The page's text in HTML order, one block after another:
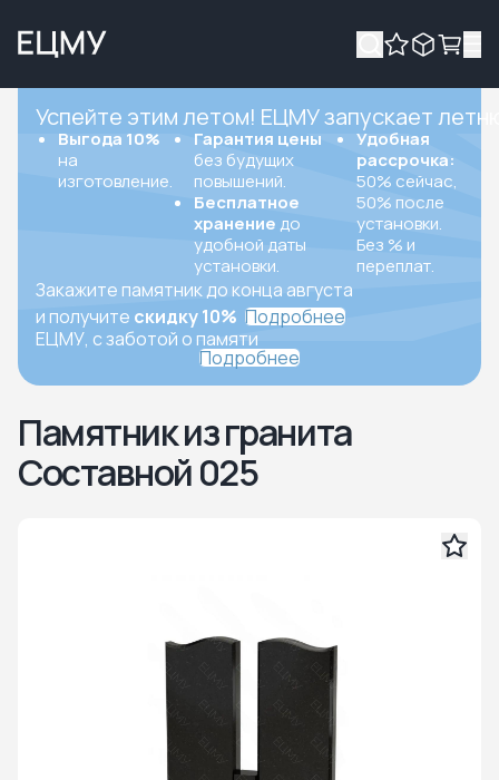
Успейте этим летом! ЕЦМУ запускает
Выгода 10%
на
изготовление.
Гарантия цены
без будущих
повышений.
Бесплатное
хранение до
удобной даты
установки.
Удобная
рассрочка:
50% сейчас,
50% после
установки.
Без % и
переплат.
Закажите памятник до конца августа
и получите скидку 10% Подробнее
ЕЦМУ, с заботой о памяти
Подробнее
Памятник из гранита
Составной 025